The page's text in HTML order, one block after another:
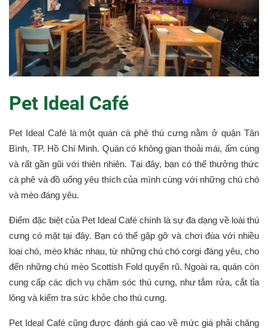
Pet Ideal Café
Pet Ideal Café là một quán cà phê thú cưng nằm ở quận Tân
Bình, TP. Hồ Chí Minh. Quán có không gian thoải mái, ấm cúng
và rất gần gũi với thiên nhiên. Tại đây, bạn có thể thưởng thức
cà phê và đồ uống yêu thích của mình cùng với những chú chó
và mèo đáng yêu.
Điểm đặc biệt của Pet Ideal Café chính là sự đa dạng về loài thú
cưng có mặt tại đây. Bạn có thể gặp gỡ và chơi đùa với nhiều
loại chó, mèo khác nhau, từ những chú chó corgi đáng yêu, cho
đến những chú mèo Scottish Fold quyến rũ. Ngoài ra, quán còn
cung cấp các dịch vụ chăm sóc thú cưng, như tắm rửa, cắt tỉa
lông và kiểm tra sức khỏe cho thú cưng.
Pet Ideal Café cũng được đánh giá cao về mức giá phải chăng